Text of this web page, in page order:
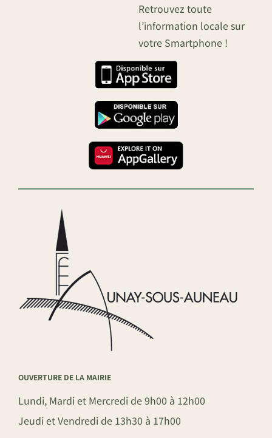
Retrouvez toute
l’information locale sur
votre Smartphone !
OUVERTURE DE LA MAIRIE
Lundi, Mardi et Mercredi de 9h00 à 12h00
Jeudi et Vendredi de 13h30 à 17h00